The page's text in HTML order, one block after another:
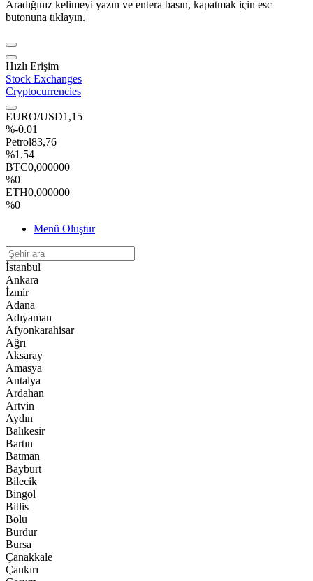
Aradığınız kelimeyi yazın ve entera basın, kapatmak için esc
butonuna tıklayın.
Hızlı Erişim
Stock Exchanges
Cryptocurrencies
EURO/USD1,15
%-0.01
Petrol83,76
%1.54
BTC0,000000
%0
ETH0,000000
%0
Menü Oluştur
İstanbul
Ankara
İzmir
Adana
Adıyaman
Afyonkarahisar
Ağrı
Aksaray
Amasya
Antalya
Ardahan
Artvin
Aydın
Balıkesir
Bartın
Batman
Bayburt
Bilecik
Bingöl
Bitlis
Bolu
Burdur
Bursa
Çanakkale
Çankırı